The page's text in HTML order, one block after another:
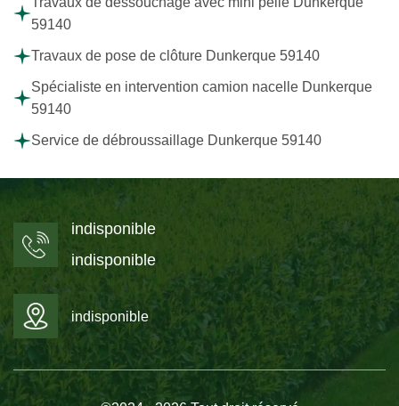
59140
Travaux de pose de clôture Dunkerque 59140
Spécialiste en intervention camion nacelle Dunkerque
59140
Service de débroussaillage Dunkerque 59140
indisponible
indisponible
indisponible